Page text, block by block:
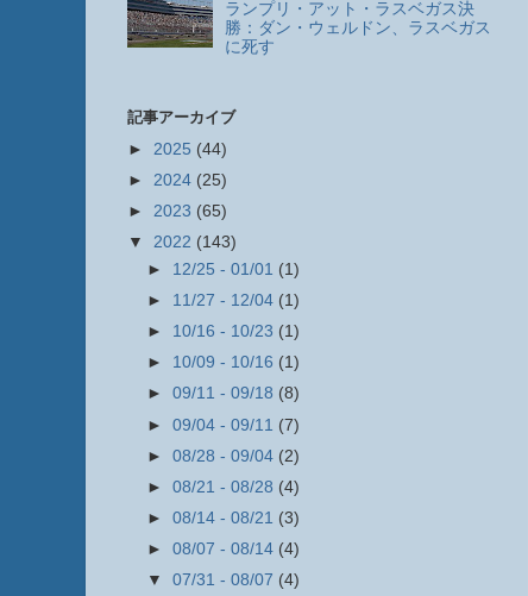
ランプリ・アット・ラスベガス決
勝：ダン・ウェルドン、ラスベガス
に死す
記事アーカイブ
► 2025 (44)
► 2024 (25)
► 2023 (65)
▼ 2022 (143)
► 12/25 - 01/01 (1)
► 11/27 - 12/04 (1)
► 10/16 - 10/23 (1)
► 10/09 - 10/16 (1)
► 09/11 - 09/18 (8)
► 09/04 - 09/11 (7)
► 08/28 - 09/04 (2)
► 08/21 - 08/28 (4)
► 08/14 - 08/21 (3)
► 08/07 - 08/14 (4)
▼ 07/31 - 08/07 (4)